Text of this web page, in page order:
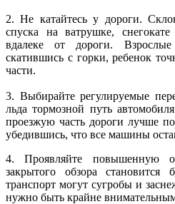
2. Не катайтесь у дороги.
спуска на ватрушке,
вдалеке от дороги.
скатившись с горки, ребенок
части.
3. Выбирайте регулируемые
льда тормозной путь
проезжую часть дороги лучше
убедившись, что все машины
4. Проявляйте повышенную
закрытого обзора становится
транспорт могут сугробы и
нужно быть крайне